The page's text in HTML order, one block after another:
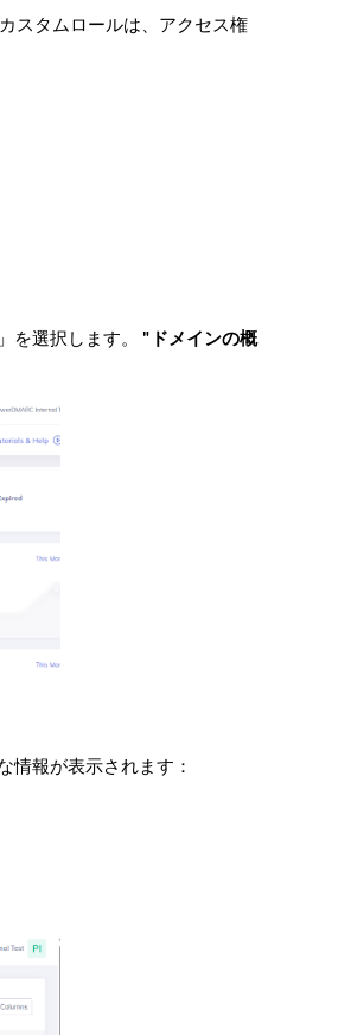
スタムロールは、アクセス権
を選択します。 "ドメインの概
情報が表示されます：